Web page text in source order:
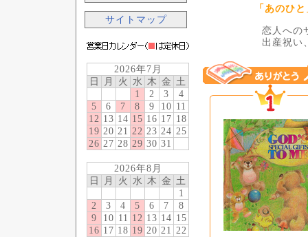
サイトマップ
2026年7月
日
月 火 水 木 金 土
1
2 3
4
5
6 7 8 9 10 11
12 13 14 15 16 17 18
19 20 21 22 23 24 25
26 27 28 29 30 31
2026年8月
日
月 火 水 木 金 土
1
2
3 4 5 6 7
8
9
10 11 12 13 14 15
16 17 18 19 20 21 22
「あのひ
恋人への
出産祝い